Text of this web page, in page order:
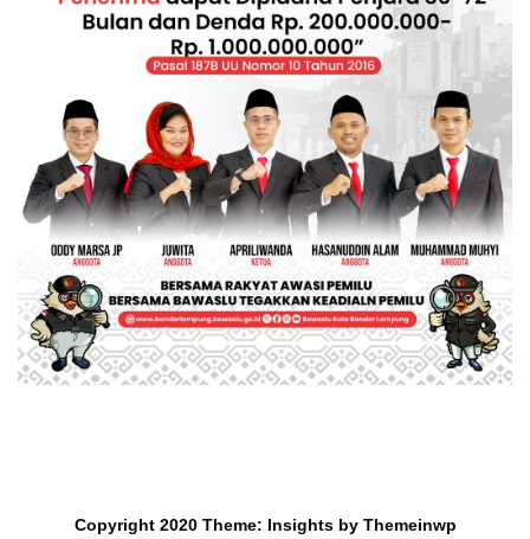
Copyright 2020 Theme: Insightsby Themeinwp